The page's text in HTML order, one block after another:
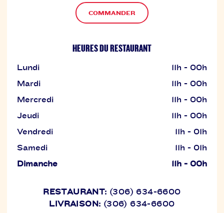
COMMANDER
HEURES DU RESTAURANT
Lundi
11h - 00h
Mardi
11h - 00h
Mercredi
11h - 00h
Jeudi
11h - 00h
Vendredi
11h - 01h
Samedi
11h - 01h
Dimanche
11h - 00h
RESTAURANT: (306) 634-6600
LIVRAISON: (306) 634-6600